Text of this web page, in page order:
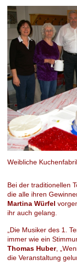
Weibliche
Bei der traditionellen
die alle ihren
Martina Würfel
ihr auch gelang.
„Die Musiker des 1.
immer wie ein
Thomas Huber,
die Veranstaltung